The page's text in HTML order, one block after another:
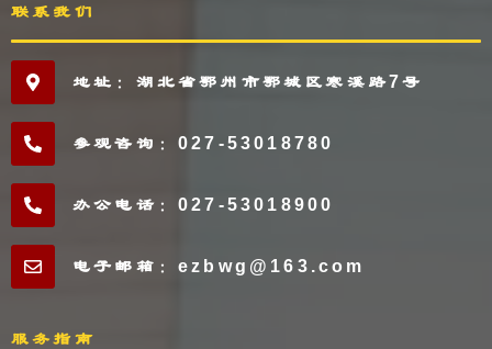
联系我们
地址：湖北省鄂州市鄂城区寒溪路7号
参观咨询：027-53018780
办公电话：027-53018900
电子邮箱：ezbwg@163.com
服务指南